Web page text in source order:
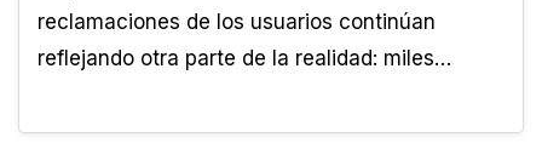
reclamaciones de los usuarios continúan
reflejando otra parte de la realidad: miles…